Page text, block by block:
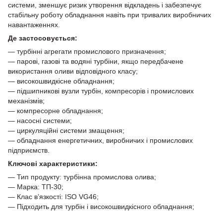
системи, зменшує ризик утворення відкладень і забезпечує
стабільну роботу обладнання навіть при тривалих виробничих
навантаженнях.
Де застосовується:
— турбінні агрегати промислового призначення;
— парові, газові та водяні турбіни, якщо передбачене
використання оливи відповідного класу;
— високошвидкісне обладнання;
— підшипникові вузли турбін, компресорів і промислових
механізмів;
— компресорне обладнання;
— насосні системи;
— циркуляційні системи змащення;
— обладнання енергетичних, виробничих і промислових
підприємств.
Ключові характеристики:
— Тип продукту: турбінна промислова олива;
— Марка: ТП-30;
— Клас в’язкості: ISO VG46;
— Підходить для турбін і високошвидкісного обладнання;